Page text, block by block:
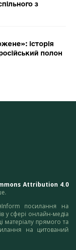
з
історія
полон
Attribution 4.0
посилання на
у сфері онлайн-медіа
матеріалу прямого та
на цитований